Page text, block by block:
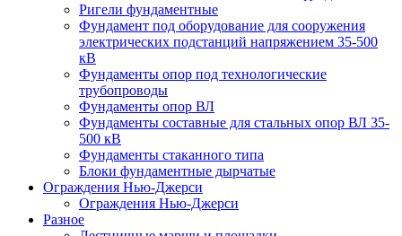
Ригели фундаментные
Фундамент под оборудование для сооружения
электрических подстанций напряжением 35-500
кВ
Фундаменты опор под технологические
трубопроводы
Фундаменты опор ВЛ
Фундаменты составные для стальных опор ВЛ 35-
500 кВ
Фундаменты стаканного типа
Блоки фундаментные дырчатые
Ограждения Нью-Джерси
Ограждения Нью-Джерси
Разное